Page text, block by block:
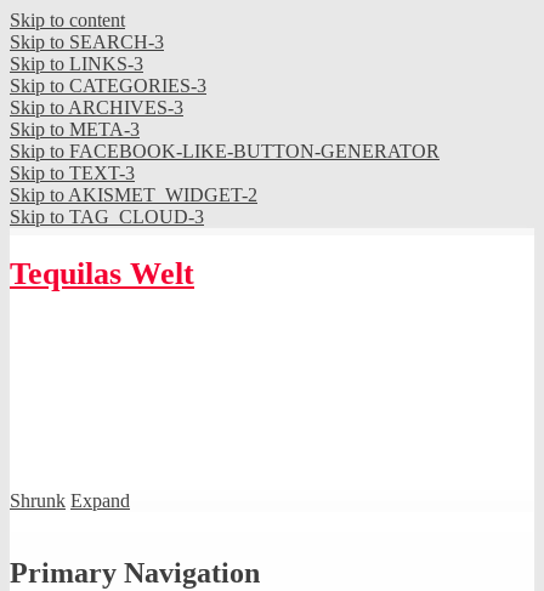
Skip to content
Skip to SEARCH-3
Skip to LINKS-3
Skip to CATEGORIES-3
Skip to ARCHIVES-3
Skip to META-3
Skip to FACEBOOK-LIKE-BUTTON-GENERATOR
Skip to TEXT-3
Skip to AKISMET_WIDGET-2
Skip to TAG_CLOUD-3
Tequilas Welt
Shrunk Expand
Primary Navigation